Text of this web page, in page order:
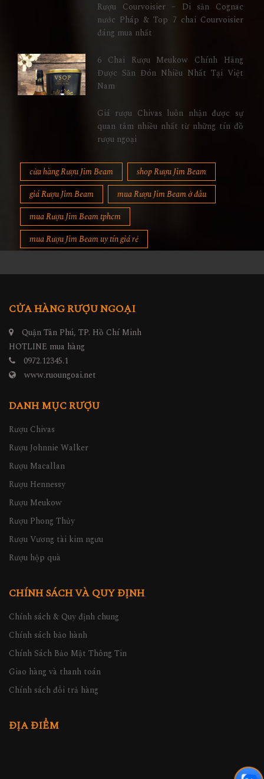
Rượu Courvoisier – Di sản Cognac
nước Pháp & Top 7 chai Courvoisier
đáng mua nhất
6 Chai Rượu Meukow Chính Hãng
Được Săn Đón Nhiều Nhất Tại Việt
Nam
Giá rượu Chivas luôn nhận được sự
quan tâm nhiều nhất từ những tín đồ
rượu ngoại
cửa hàng Rượu Jim Beam
shop Rượu Jim Beam
giá Rượu Jim Beam
mua Rượu Jim Beam ở đâu
mua Rượu Jim Beam tphcm
mua Rượu Jim Beam uy tín giá rẻ
CỬA HÀNG RƯỢU NGOẠI
Quận Tân Phú, TP. Hồ Chí Minh
HOTLINE mua hàng
0972.12345.1
www.ruoungoai.net
DANH MỤC RƯỢU
Rượu Chivas
Rượu Johnnie Walker
Rượu Macallan
Rượu Hennessy
Rượu Meukow
Rượu Phong Thủy
Rượu Vương tài kim ngưu
Rượu hộp quà
CHÍNH SÁCH VÀ QUY ĐỊNH
Chính sách & Quy định chung
Chính sách bảo hành
Chính Sách Bảo Mật Thông Tin
Giao hàng và thanh toán
Chính sách đổi trả hàng
ĐỊA ĐIỂM